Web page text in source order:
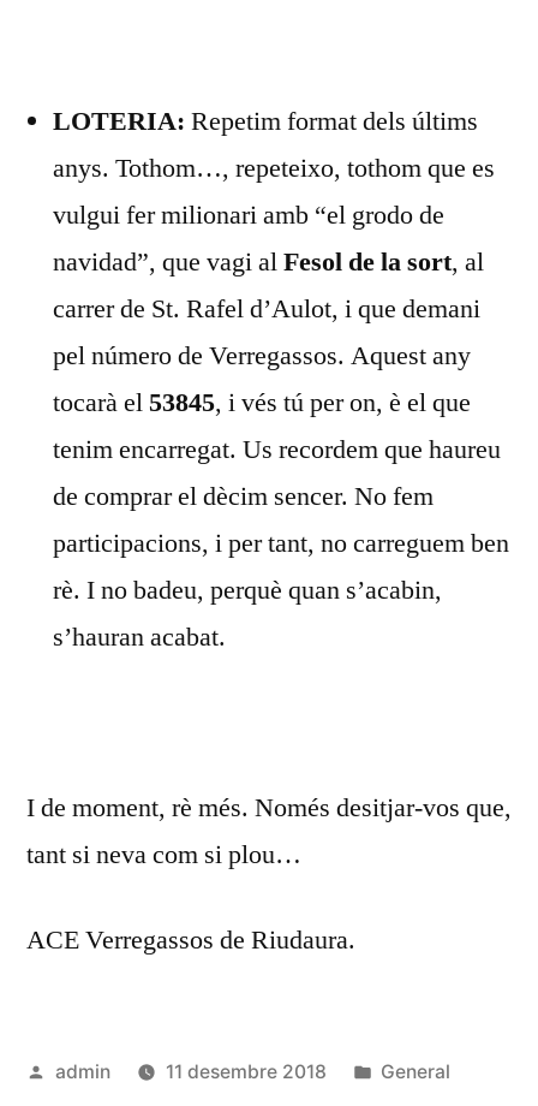
LOTERIA: Repetim format dels últims
anys. Tothom…, repeteixo, tothom que es
vulgui fer milionari amb “el grodo de
navidad”, que vagi alFesol de la sort, al
carrer de St. Rafel d’Aulot, i que demani
pel número de Verregassos. Aquest any
tocarà el53845, i vés tú per on, è el que
tenim encarregat. Us recordem que haureu
de comprar el dècim sencer. No fem
participacions, i per tant, no carreguem ben
rè. I no badeu, perquè quan s’acabin,
s’hauran acabat.
I de moment, rè més. Només desitjar-vos que,
tant si neva com si plou…
ACE Verregassos de Riudaura.
Publicat
admin 11 desembre 2018
Publicat
General